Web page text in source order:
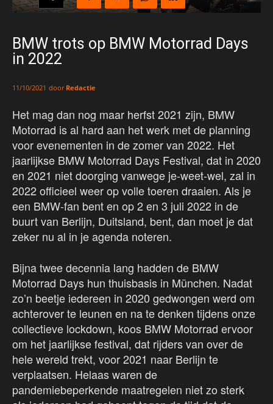
BMW trots op BMW Motorrad Days
in 2022
11/10/2021 door Redactie
Het mag dan nog maar herfst 2021 zijn, BMW
Motorrad is al hard aan het werk met de planning
voor evenementen in de zomer van 2022. Het
jaarlijkse BMW Motorrad Days Festival, dat in 2020
en 2021 niet doorging vanwege je-weet-wel, zal in
2022 officieel weer op volle toeren draaien. Als je
een BMW-fan bent en op 2 en 3 juli 2022 in de
buurt van Berlijn, Duitsland, bent, dan moet je dat
zeker nu al in je agenda noteren.
Bijna twee decennia lang hadden de BMW
Motorrad Days hun thuisbasis in München. Nadat
zo’n beetje iedereen in 2020 gedwongen werd om
achterover te leunen en na te denken tijdens onze
collectieve lockdown, koos BMW Motorrad ervoor
om het jaarlijkse festival, dat rijders van over de
hele wereld trekt, voor 2021 naar Berlijn te
verplaatsen. Helaas waren de
pandemiebeperkende maatregelen niet zo sterk